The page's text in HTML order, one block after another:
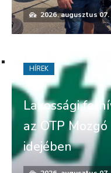
2026. augusztus 07.
Lakossági
az OTP
idejében
HÍREK